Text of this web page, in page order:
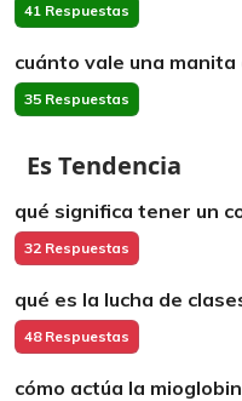
41 Respuestas
cuánto vale una manita
35 Respuestas
Es Tendencia
qué significa tener un
32 Respuestas
qué es la lucha de
48 Respuestas
cómo actúa la